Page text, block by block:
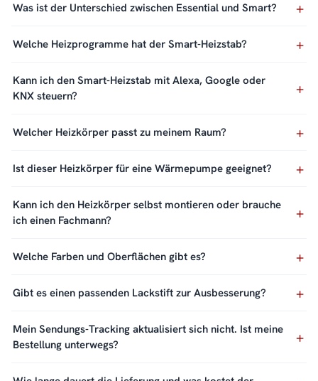
Was ist der Unterschied zwischen Essential und Smart?
Welche Heizprogramme hat der Smart-Heizstab?
Kann ich den Smart-Heizstab mit Alexa, Google oder
KNX steuern?
Welcher Heizkörper passt zu meinem Raum?
Ist dieser Heizkörper für eine Wärmepumpe geeignet?
Kann ich den Heizkörper selbst montieren oder brauche
ich einen Fachmann?
Welche Farben und Oberflächen gibt es?
Gibt es einen passenden Lackstift zur Ausbesserung?
Mein Sendungs-Tracking aktualisiert sich nicht. Ist meine
Bestellung unterwegs?